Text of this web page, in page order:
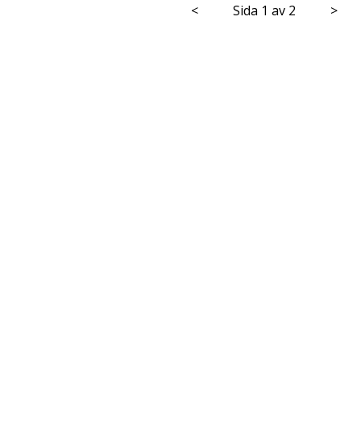
<
Sida 1 av 2 >